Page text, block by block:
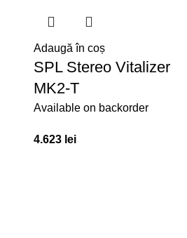
Adaugă în coș
SPL Stereo Vitalizer
MK2-T
Available on backorder
4.623 lei